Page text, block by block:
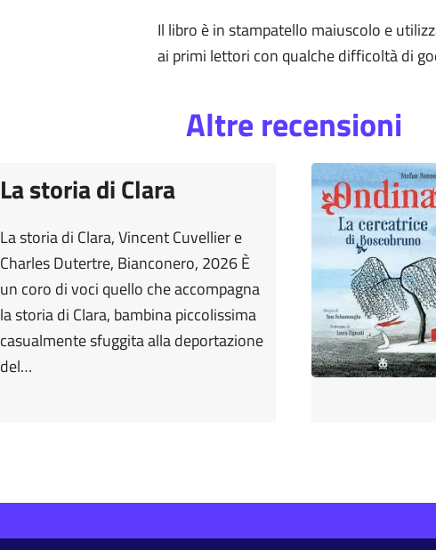
Il libro è in stampatello maiuscolo e
ai primi lettori con qualche difficoltà di
Altre recensioni
La storia di Clara
La storia di Clara, Vincent Cuvellier e
Charles Dutertre, Bianconero, 2026 È
un coro di voci quello che accompagna
la storia di Clara, bambina piccolissima
casualmente sfuggita alla deportazione
del…